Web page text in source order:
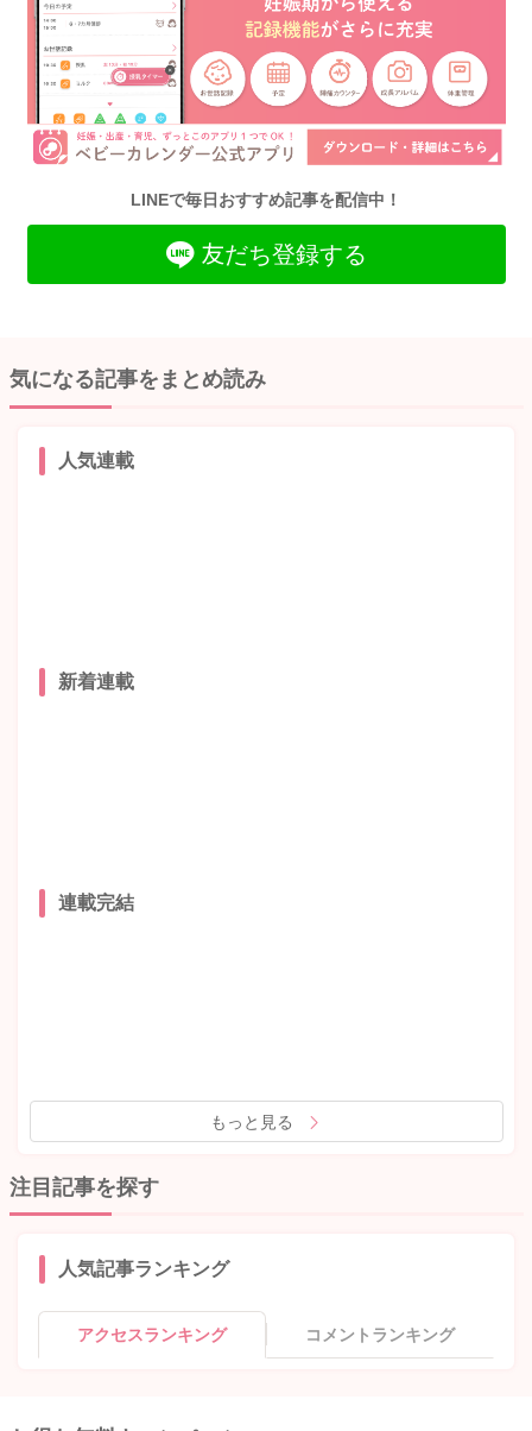
LINEで毎日おすすめ記事を配信中！
友だち登録する
気になる記事をまとめ読み
人気連載
新着連載
連載完結
もっと見る
注目記事を探す
人気記事ランキング
アクセスランキング コメントランキング